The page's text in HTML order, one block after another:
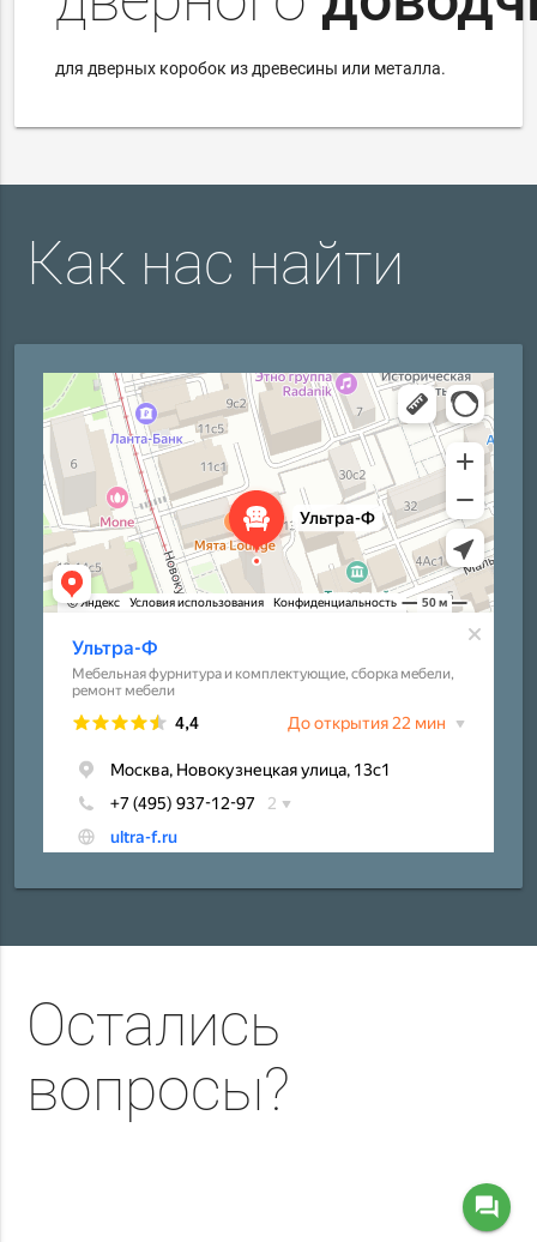
для дверных коробок из древесины или металла.
Как нас найти
Остались
вопросы?
question_answer